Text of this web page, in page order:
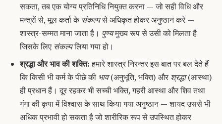
सकता, तब एक योग्य प्रतिनिधि नियुक्त करना — जो सही विधि और
मन्त्रों से, मूल कर्ता के संकल्पसे अधिकृत होकर अनुष्ठान करे —
शास्त्र-सम्मत माना जाता है। पुण्यमुख्य रूप से उसी को मिलता है
जिसके लिए संकल्पलिया गया हो।
श्रद्धा और भाव की शक्ति:हमारे शास्त्र निरन्तर इस बात पर बल देते हैं
कि किसी भी कर्म के पीछे की भाव(अनुभूति, भक्ति) और श्रद्धा(आस्था)
ही प्रधान हैं। दूर रहकर भी सच्ची भक्ति, गहरी आस्था और शिव तथा
गंगा की कृपा में विश्वास के साथ किया गया अनुष्ठान — शायद उससे भी
अधिक प्रभावी हो सकता है जो शारीरिक रूप से उपस्थित होकर